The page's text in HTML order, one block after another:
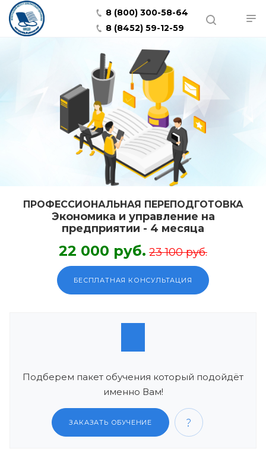
8 (800) 300-58-64
8 (8452) 59-12-59
ПРОФЕССИОНАЛЬНАЯ ПЕРЕПОДГОТОВКА
Экономика и управление на
предприятии - 4 месяца
22 000 руб. 23 100 руб.
БЕСПЛАТНАЯ КОНСУЛЬТАЦИЯ
Подберем пакет обучения который подойдёт
именно Вам!
ЗАКАЗАТЬ ОБУЧЕНИЕ